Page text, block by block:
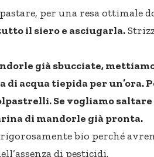
per una resa ottimale
il siero e asciugarla.
già sbucciate,
acqua tiepida per un’ora.
Se vogliamo
di mandorle già pronta.
bio perché
di pesticidi.